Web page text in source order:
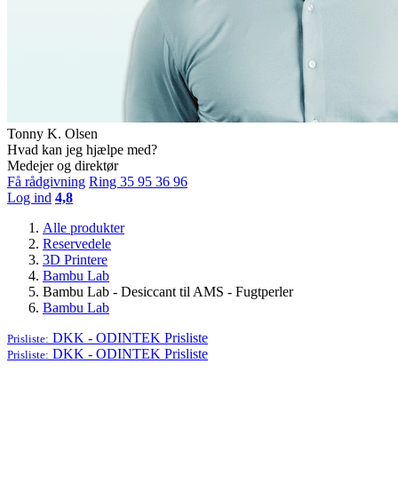
Tonny K. Olsen
Hvad kan jeg hjælpe med?
Medejer og direktør
Få rådgivning Ring 35 95 36 96
Log ind 4,8
Alle produkter
Reservedele
3D Printere
Bambu Lab
Bambu Lab - Desiccant til AMS - Fugtperler
Bambu Lab
Prisliste: DKK - ODINTEK Prisliste
Prisliste: DKK - ODINTEK Prisliste